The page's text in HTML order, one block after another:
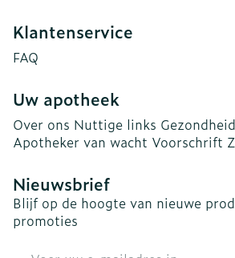
Klantenservice
FAQ
Uw apotheek
Over ons Nuttige links
Apotheker van wacht Voorschrift
Nieuwsbrief
Blijf op de hoogte van nieuwe
promoties